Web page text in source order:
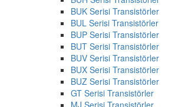
BUK Serisi Transistörler
BUL Serisi Transistörler
BUP Serisi Transistörler
BUT Serisi Transistörler
BUV Serisi Transistörler
BUX Serisi Transistörler
BUZ Serisi Transistörler
GT Serisi Transistörler